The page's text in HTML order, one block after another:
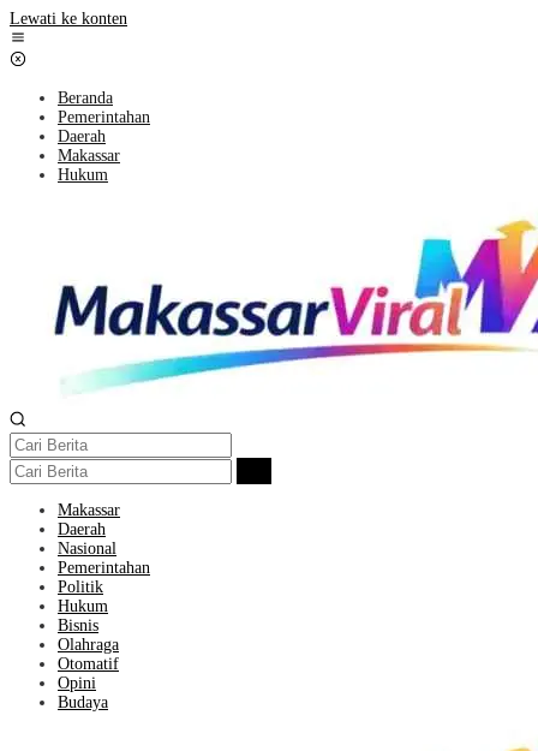
Lewati ke konten
Beranda
Pemerintahan
Daerah
Makassar
Hukum
Makassar
Daerah
Nasional
Pemerintahan
Politik
Hukum
Bisnis
Olahraga
Otomatif
Opini
Budaya